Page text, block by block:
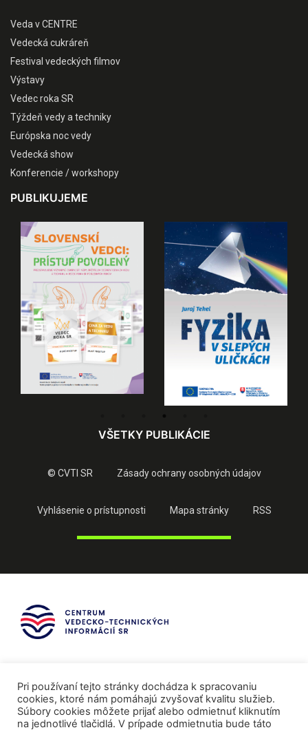
Veda v CENTRE
Vedecká cukráreň
Festival vedeckých filmov
Výstavy
Vedec roka SR
Týždeň vedy a techniky
Európska noc vedy
Vedecká show
Konferencie / workshopy
PUBLIKUJEME
VŠETKY PUBLIKÁCIE
© CVTI SR Zásady ochrany osobných údajov
Vyhlásenie o prístupnosti Mapa stránky RSS
Pri používaní tejto stránky dochádza k spracovaniu
cookies, ktoré nám pomáhajú zvyšovať kvalitu služieb.
Súbory cookies môžete prijať alebo odmietnuť kliknutím
na jednotlivé tlačidlá. V prípade odmietnutia bude táto